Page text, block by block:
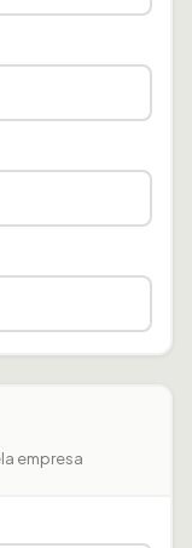
empresa